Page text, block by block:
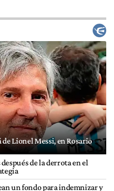
Lionel Messi, en Rosario
de la derrota en el
un fondo para indemnizar y